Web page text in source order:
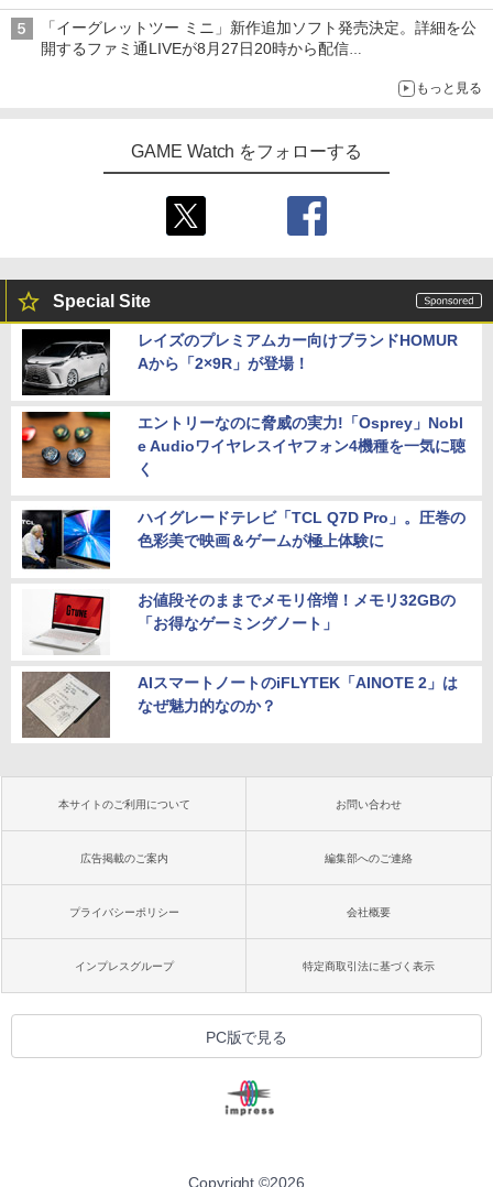
アイスカップに入ったスライムやわたぼう、ベビーサタンなどが
オリジナルアートで登場
「イーグレットツー ミニ」新作追加ソフト発売決定。詳細を公
開するファミ通LIVEが8月27日20時から配信
もっと見る
GAME Watch をフォローする
Special Site
レイズのプレミアムカー向けブランドHOMUR
Aから「2×9R」が登場！
エントリーなのに脅威の実力!「Osprey」Nobl
e Audioワイヤレスイヤフォン4機種を一気に聴
く
ハイグレードテレビ「TCL Q7D Pro」。圧巻の
色彩美で映画＆ゲームが極上体験に
お値段そのままでメモリ倍増！メモリ32GBの
「お得なゲーミングノート」
AIスマートノートのiFLYTEK「AINOTE 2」は
なぜ魅力的なのか？
本サイトのご利用について お問い合わせ
広告掲載のご案内 編集部へのご連絡
プライバシーポリシー 会社概要
インプレスグループ 特定商取引法に基づく表示
PC版で見る
Copyright ©2026